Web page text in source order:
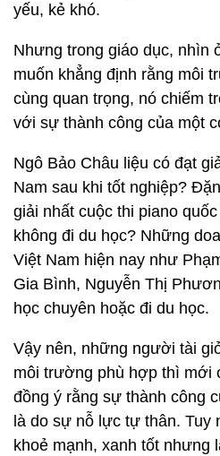
yếu, kẻ khó.
Nhưng trong giáo dục, nhìn
muốn khẳng định rằng môi
cùng quan trọng, nó chiếm
với sự thành công của một
Ngô Bảo Châu liệu có đạt
Nam sau khi tốt nghiệp?
giải nhất cuộc thi piano
không đi du học? Những
Việt Nam hiện nay như
Gia Bình, Nguyễn Thị
học chuyên hoặc đi du học.
Vậy nên, những người tài
môi trường phù hợp thì mới
đồng ý rằng sự thành công
là do sự nỗ lực tự thân. Tuy
khoẻ mạnh, xanh tốt nhưng